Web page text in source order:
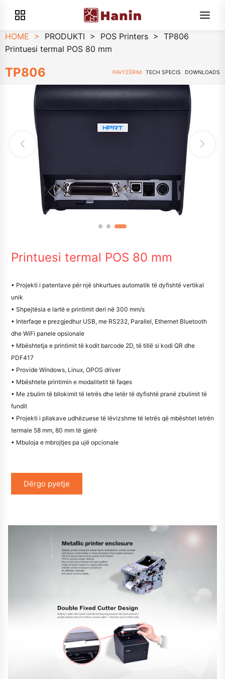
HOME > PRODUKTI > POS Printers > TP806
Printuesi termal POS 80 mm
TP806 PAVYZËRIM TECH SPECIS DOWNLOADS
Printuesi termal POS 80 mm
• Projekti i patentave për një shkurtues automatik të dyfishtë vertikal
unik
• Shpejtësia e lartë e printimit deri në 300 mm/s
• Interfaqe e prezgjedhur USB, me RS232, Parallel, Ethernet Bluetooth
dhe WiFi panele opsionale
• Mbështetja e printimit të kodit barcode 2D, të tillë si kodi QR dhe
PDF417
• Provide Windows, Linux, OPOS driver
• Mbështete printimin e modalitetit të faqes
• Me zbulim të bllokimit të letrës dhe letër të dyfishtë pranë zbulimit të
fundit
• Projekti i pllakave udhëzuese të lëvizshme të letrës që mbështet letrën
termale 58 mm, 80 mm të gjerë
• Mbuloja e mbrojtjes pa ujë opcionale
Dërgo pyetje